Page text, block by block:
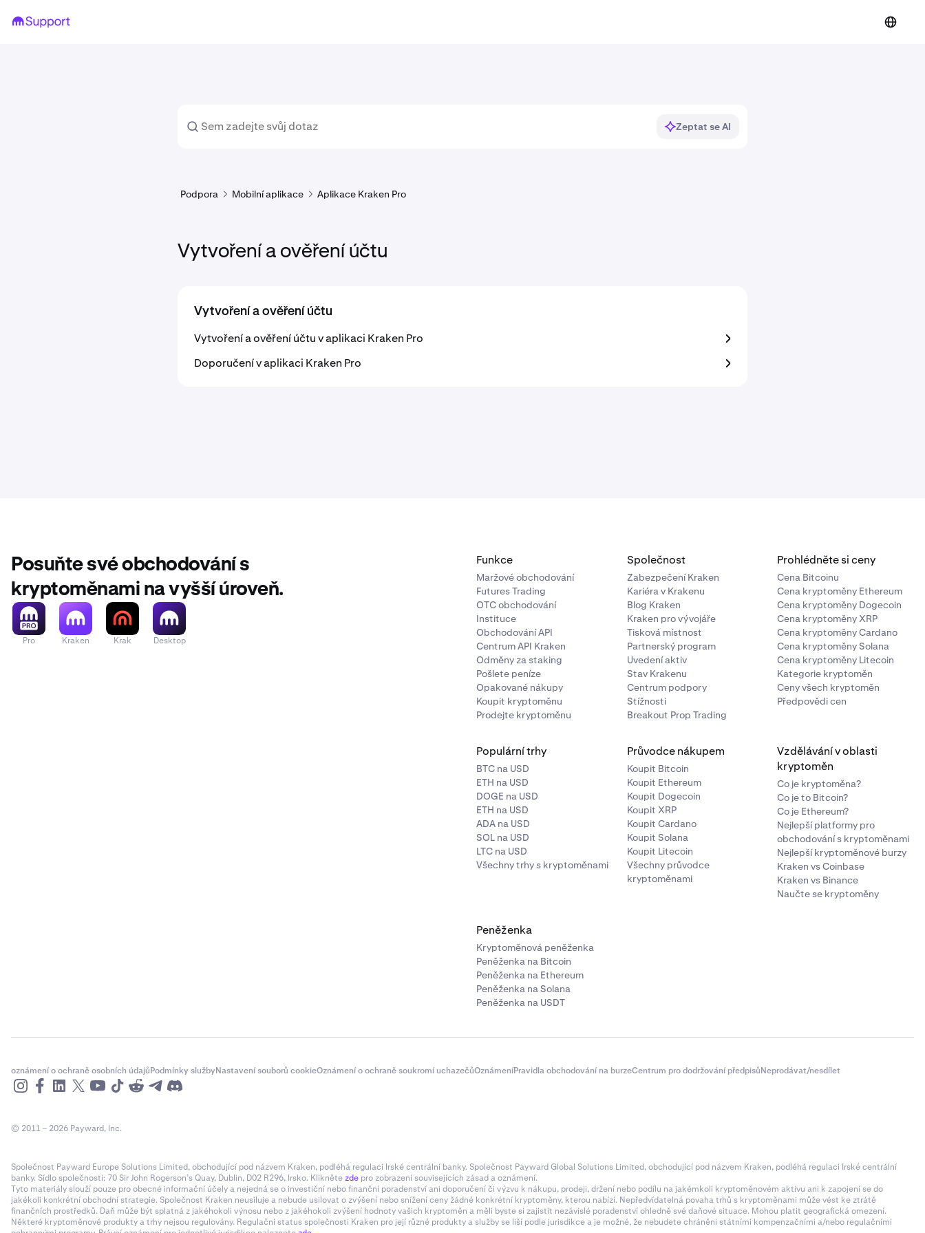
Zeptat se AI
Podpora Mobilní aplikace Aplikace Kraken Pro
Vytvoření a ověření účtu
Vytvoření a ověření účtu
Vytvoření a ověření účtu v aplikaci Kraken Pro
Doporučení v aplikaci Kraken Pro
Posuňte své obchodování s
kryptoměnami na vyšší úroveň.
Pro Kraken Krak Desktop
Funkce
Maržové obchodování
Futures Trading
OTC obchodování
Instituce
Obchodování API
Centrum API Kraken
Odměny za staking
Pošlete peníze
Opakované nákupy
Koupit kryptoměnu
Prodejte kryptoměnu
Společnost
Zabezpečení Kraken
Kariéra v Krakenu
Blog Kraken
Kraken pro vývojáře
Tisková místnost
Partnerský program
Uvedení aktiv
Stav Krakenu
Centrum podpory
Stížnosti
Breakout Prop Trading
Prohlédněte si ceny
Cena Bitcoinu
Cena kryptoměny Ethereum
Cena kryptoměny Dogecoin
Cena kryptoměny XRP
Cena kryptoměny Cardano
Cena kryptoměny Solana
Cena kryptoměny Litecoin
Kategorie kryptoměn
Ceny všech kryptoměn
Předpovědi cen
Populární trhy
BTC na USD
ETH na USD
DOGE na USD
ETH na USD
ADA na USD
SOL na USD
LTC na USD
Všechny trhy s kryptoměnami
Průvodce nákupem
Koupit Bitcoin
Koupit Ethereum
Koupit Dogecoin
Koupit XRP
Koupit Cardano
Koupit Solana
Koupit Litecoin
Všechny průvodce
kryptoměnami
Vzdělávání v oblasti
kryptoměn
Co je kryptoměna?
Co je to Bitcoin?
Co je Ethereum?
Nejlepší platformy pro
obchodování s kryptoměnami
Nejlepší kryptoměnové burzy
Kraken vs Coinbase
Kraken vs Binance
Naučte se kryptoměny
Peněženka
Kryptoměnová peněženka
Peněženka na Bitcoin
Peněženka na Ethereum
Peněženka na Solana
Peněženka na USDT
oznámení o ochraně osobních údajůPodmínky službyNastavení souborů cookieOznámení o ochraně soukromí uchazečůOznámeníPravidla obchodování na burzeCentrum pro dodržování předpisůNeprodávat/nesdílet
© 2011 – 2026 Payward, Inc.
Společnost Payward Europe Solutions Limited, obchodující pod názvem Kraken, podléhá regulaci Irské centrální banky. Společnost Payward Global Solutions Limited, obchodující pod názvem Kraken, podléhá regulaci Irské centrální
banky. Sídlo společnosti: 70 Sir John Rogerson’s Quay, Dublin, D02 R296, Irsko. Kliknětezde pro zobrazení souvisejících zásad a oznámení.
Tyto materiály slouží pouze pro obecné informační účely a nejedná se o investiční nebo finanční poradenství ani doporučení či výzvu k nákupu, prodeji, držení nebo podílu na jakémkoli kryptoměnovém aktivu ani k zapojení se do
jakékoli konkrétní obchodní strategie. Společnost Kraken neusiluje a nebude usilovat o zvýšení nebo snížení ceny žádné konkrétní kryptoměny, kterou nabízí. Nepředvídatelná povaha trhů s kryptoměnami může vést ke ztrátě
finančních prostředků. Daň může být splatná z jakéhokoli výnosu nebo z jakéhokoli zvýšení hodnoty vašich kryptoměn a měli byste si zajistit nezávislé poradenství ohledně své daňové situace. Mohou platit geografická omezení.
Některé kryptoměnové produkty a trhy nejsou regulovány. Regulační status společnosti Kraken pro její různé produkty a služby se liší podle jurisdikce a je možné, že nebudete chráněni státními kompenzačními a/nebo regulačními